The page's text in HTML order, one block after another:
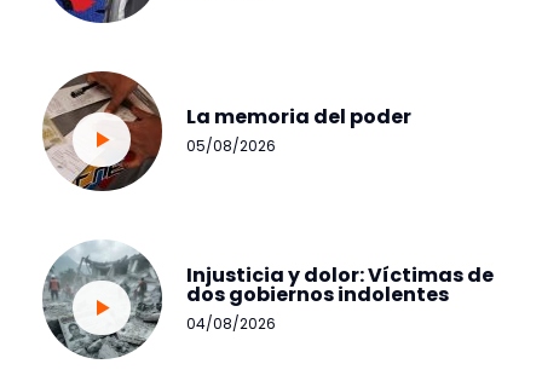
La memoria del poder
05/08/2026
Injusticia y dolor: Víctimas de
dos gobiernos indolentes
04/08/2026